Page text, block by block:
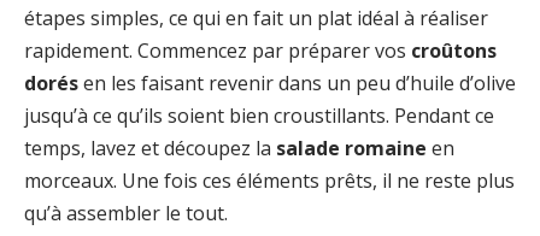
étapes simples, ce qui en fait un plat idéal à réaliser
rapidement. Commencez par préparer vos croûtons
dorésen les faisant revenir dans un peu d’huile d’olive
jusqu’à ce qu’ils soient bien croustillants. Pendant ce
temps, lavez et découpez la salade romaine en
morceaux. Une fois ces éléments prêts, il ne reste plus
qu’à assembler le tout.